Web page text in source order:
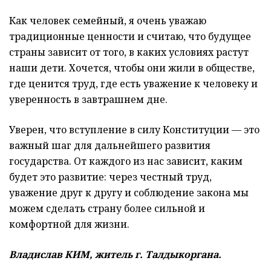
Как человек семейный, я очень уважаю
традиционные ценности и считаю, что будущее
страны зависит от того, в каких условиях растут
наши дети. Хочется, чтобы они жили в обществе,
где ценится труд, где есть уважение к человеку и
уверенность в завтрашнем дне.
Уверен, что вступление в силу Конституции — это
важный шаг для дальнейшего развития
государства. От каждого из нас зависит, каким
будет это развитие: через честный труд,
уважение друг к другу и соблюдение закона мы
можем сделать страну более сильной и
комфортной для жизни.
Владислав КИМ, житель г. Талдыкоргана.